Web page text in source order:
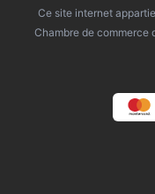
Ce site internet
Chambre de commerce